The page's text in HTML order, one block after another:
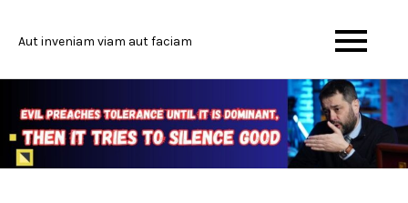
Aut inveniam viam aut faciam